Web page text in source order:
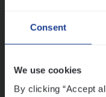
Consent
We use cookies
By clicking “Accept
Ons